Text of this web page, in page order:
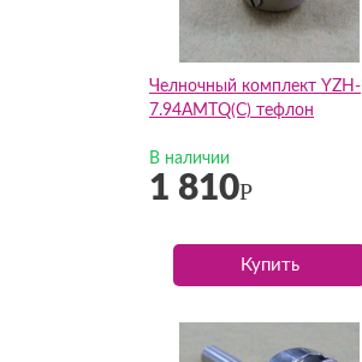
Челночный комплект YZH-
7.94AMTQ(C) тефлон
В наличии
1 810Р
Купить